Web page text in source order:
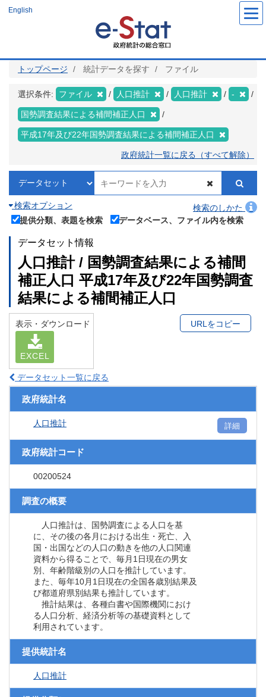
ツ
English
トップページ 統計データを探す ファイル
選択条件: ファイル 人口推計 人口推計 -
国勢調査結果による補間補正人口
平成17年及び22年国勢調査結果による補間補正人口
政府統計一覧に戻る（すべて解除）
検索オプション
検索のしかた
提供分類、表題を検索
データベース、ファイル内を検索
データセット情報
人口推計 / 国勢調査結果による補間
補正人口 平成17年及び22年国勢調査
結果による補間補正人口
表示・ダウンロード
EXCEL
URLをコピー
データセット一覧に戻る
政府統計名
人口推計 詳細
政府統計コード
00200524
調査の概要
人口推計は、国勢調査による人口を基
に、その後の各月における出生・死亡、入
国・出国などの人口の動きを他の人口関連
資料から得ることで、毎月1日現在の男女
別、年齢階級別の人口を推計しています。
また、毎年10月1日現在の全国各歳別結果及
び都道府県別結果も推計しています。
推計結果は、各種白書や国際機関におけ
る人口分析、経済分析等の基礎資料として
利用されています。
提供統計名
人口推計